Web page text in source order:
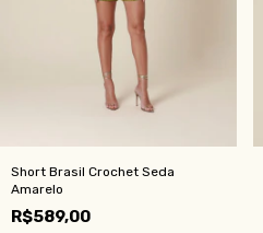
Short Brasil Crochet Seda
Amarelo
R$589,00